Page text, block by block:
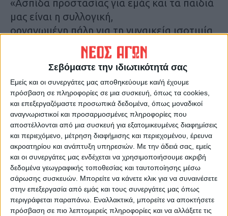
Σεβόμαστε την ιδιωτικότητά σας
Εμείς και οι συνεργάτες μας αποθηκεύουμε και/ή έχουμε
πρόσβαση σε πληροφορίες σε μια συσκευή, όπως τα cookies,
και επεξεργαζόμαστε προσωπικά δεδομένα, όπως μοναδικοί
αναγνωριστικοί και προσαρμοσμένες πληροφορίες που
αποστέλλονται από μια συσκευή για εξατομικευμένες διαφημίσεις
και περιεχόμενο, μέτρηση διαφήμισης και περιεχομένου, έρευνα
ακροατηρίου και ανάπτυξη υπηρεσιών. Με την άδειά σας, εμείς
και οι συνεργάτες μας ενδέχεται να χρησιμοποιήσουμε ακριβή
δεδομένα γεωγραφικής τοποθεσίας και ταυτοποίησης μέσω
σάρωσης συσκευών. Μπορείτε να κάνετε κλικ για να συναινέσετε
στην επεξεργασία από εμάς και τους συνεργάτες μας όπως
περιγράφεται παραπάνω. Εναλλακτικά, μπορείτε να αποκτήσετε
πρόσβαση σε πιο λεπτομερείς πληροφορίες και να αλλάξετε τις
«Ασπίδα προστασίας για εμάς και τα παιδιά
μας είναι η συλλογική,
οργανωμένη πάλη για τη γυναικεία ισοτιμία
και τη χειραφέτηση, για την κάλυψη
όλων των σύγχρονων αναγκών μας στην
εργασία, στην προστασία της μητρότητας
και των παιδιών, στον δημιουργικό
ελεύθερο χρόνο. Να απαιτήσουν δημόσιες
και
δωρεάν κοινωνικές δομές για την πρόληψη,
την προστασία γυναικών και παιδιών
από τη βία, την ολόπλευρη κοινωνική,
νομική, ψυχολογική, οικονομική στήριξη
των θυμάτων. Διεκδίκησαν ξενώνες με
μόνιμο προσωπικό, χωρίς ιδιώτες και ΜΚΟ,
ενώ κατήγγειλαν το πρόσφορο έδαφος που